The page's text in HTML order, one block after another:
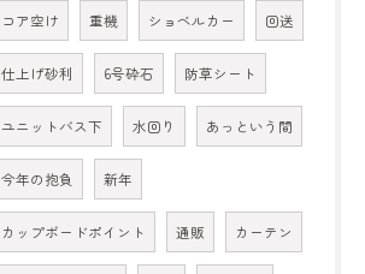
コア空け 重機 ショベルカー 回送
仕上げ砂利 6号砕石 防草シート
ユニットバス下 水回り あっという間
今年の抱負 新年
カップボードポイント 通販 カーテン